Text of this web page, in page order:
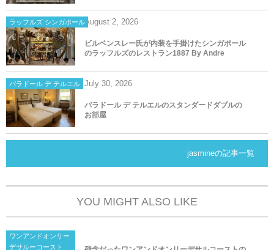
ラッフルズ シンガポールAugust 2, 2026
ビルベンスレー氏が内装を手掛けたシンガポール
のラッフルズのレストラン1887 By Andre
パラドール デ テルエル July 30, 2026
パラドール デ テルエルのスタンダードダブルの
お部屋
jasmineの記事一覧
YOU MIGHT ALSO LIKE
ワンアンドオンリー
デサルーコースト